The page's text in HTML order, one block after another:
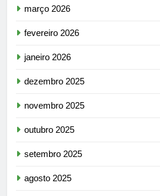
março 2026
fevereiro 2026
janeiro 2026
dezembro 2025
novembro 2025
outubro 2025
setembro 2025
agosto 2025